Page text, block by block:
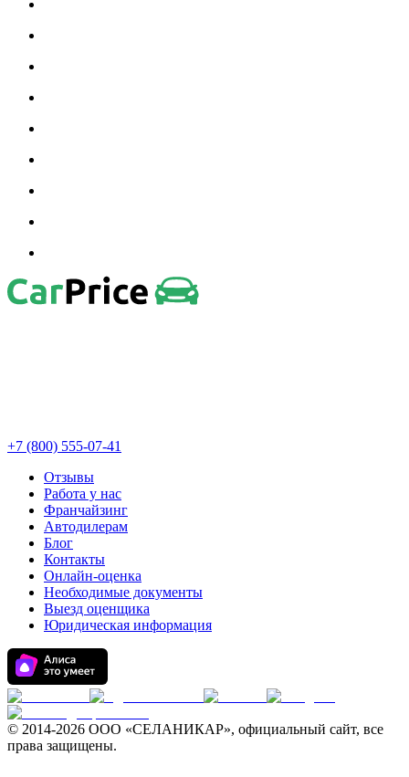
+7 (800) 555-07-41
Отзывы
Работа у нас
Франчайзинг
Автодилерам
Блог
Контакты
Онлайн-оценка
Необходимые документы
Выезд оценщика
Юридическая информация
© 2014-2026 ООО «СЕЛАНИКАР», официальный сайт, все
права защищены.